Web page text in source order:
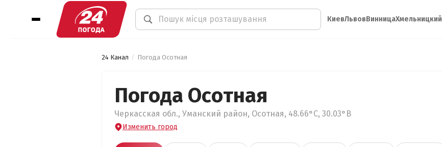
КиевЛьвовВинницаХмельницкий
24 Канал Погода Осотная
Погода Осотная
Черкасская обл., Уманский район, Осотная, 48.66°С, 30.03°В
Изменить город